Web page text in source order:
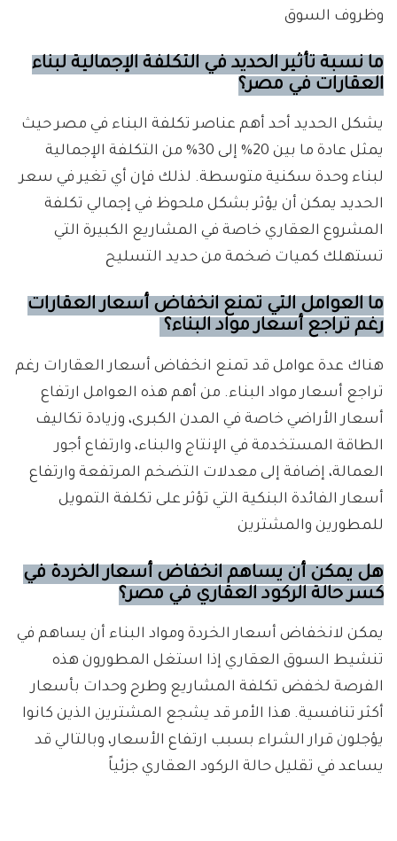
وظروف السوق
ما نسبة تأثير الحديد في التكلفة الإجمالية لبناء
العقارات في مصر؟
يشكل الحديد أحد أهم عناصر تكلفة البناء في مصر حيث
يمثل عادة ما بين 20% إلى 30% من التكلفة الإجمالية
لبناء وحدة سكنية متوسطة. لذلك فإن أي تغير في سعر
الحديد يمكن أن يؤثر بشكل ملحوظ في إجمالي تكلفة
المشروع العقاري خاصة في المشاريع الكبيرة التي
تستهلك كميات ضخمة من حديد التسليح
ما العوامل التي تمنع انخفاض أسعار العقارات
رغم تراجع أسعار مواد البناء؟
هناك عدة عوامل قد تمنع انخفاض أسعار العقارات رغم
تراجع أسعار مواد البناء. من أهم هذه العوامل ارتفاع
أسعار الأراضي خاصة في المدن الكبرى، وزيادة تكاليف
الطاقة المستخدمة في الإنتاج والبناء، وارتفاع أجور
العمالة، إضافة إلى معدلات التضخم المرتفعة وارتفاع
أسعار الفائدة البنكية التي تؤثر على تكلفة التمويل
للمطورين والمشترين
هل يمكن أن يساهم انخفاض أسعار الخردة في
كسر حالة الركود العقاري في مصر؟
يمكن لانخفاض أسعار الخردة ومواد البناء أن يساهم في
تنشيط السوق العقاري إذا استغل المطورون هذه
الفرصة لخفض تكلفة المشاريع وطرح وحدات بأسعار
أكثر تنافسية. هذا الأمر قد يشجع المشترين الذين كانوا
يؤجلون قرار الشراء بسبب ارتفاع الأسعار، وبالتالي قد
يساعد في تقليل حالة الركود العقاري جزئياً